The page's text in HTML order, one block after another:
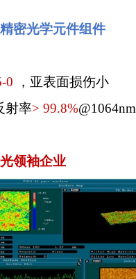
密光学元件组件
0 ， 亚表面损伤小
射率> 99.8%@1064nm
领袖企业